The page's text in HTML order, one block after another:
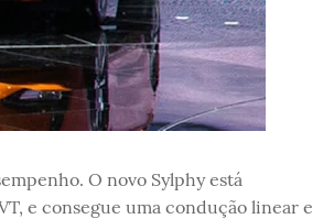
O novo Sylphy está
e consegue uma condução linear e